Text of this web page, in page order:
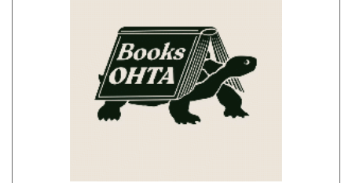
350円
350円 大分県
鹿児島県